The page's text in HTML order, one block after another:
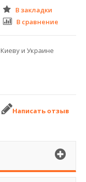
В закладки
В сравнение
и Украине
Написать отзыв